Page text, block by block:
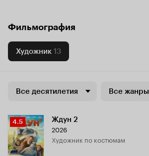
Фильмография
Художник 13
Все десятилетия Все жанры
Рейтинг
Кинопоиска
4.5
4.5 Ждун 2
2026
Художник по костюмам